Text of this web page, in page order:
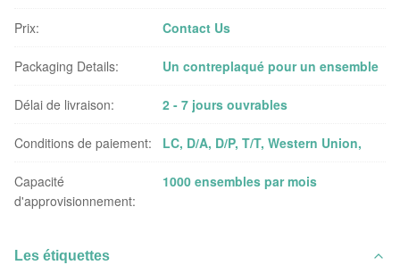
Prix: Contact Us
Packaging Details: Un contreplaqué pour un ensemble
Délai de livraison: 2 - 7 jours ouvrables
Conditions de paiement: LC, D/A, D/P, T/T, Western Union,
Capacité
d'approvisionnement:
1000 ensembles par mois
Les étiquettes